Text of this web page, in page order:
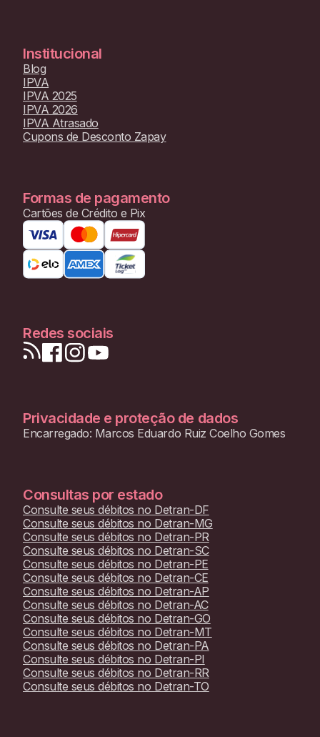
Institucional
Blog
IPVA
IPVA 2025
IPVA 2026
IPVA Atrasado
Cupons de Desconto Zapay
Formas de pagamento
Cartões de Crédito e Pix
Redes sociais
Privacidade e proteção de dados
Encarregado: Marcos Eduardo Ruiz Coelho Gomes
Consultas por estado
Consulte seus débitos no Detran-DF
Consulte seus débitos no Detran-MG
Consulte seus débitos no Detran-PR
Consulte seus débitos no Detran-SC
Consulte seus débitos no Detran-PE
Consulte seus débitos no Detran-CE
Consulte seus débitos no Detran-AP
Consulte seus débitos no Detran-AC
Consulte seus débitos no Detran-GO
Consulte seus débitos no Detran-MT
Consulte seus débitos no Detran-PA
Consulte seus débitos no Detran-PI
Consulte seus débitos no Detran-RR
Consulte seus débitos no Detran-TO